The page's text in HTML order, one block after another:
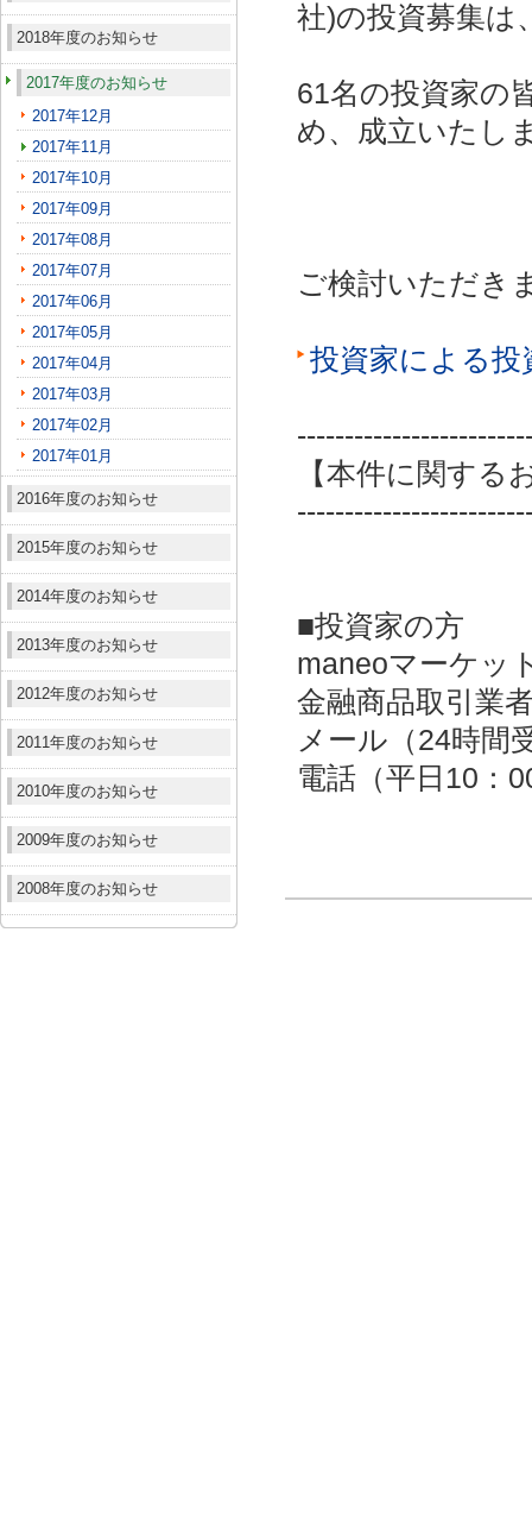
2018年度のお知らせ
2017年度のお知らせ
2017年12月
2017年11月
2017年10月
2017年09月
2017年08月
2017年07月
2017年06月
2017年05月
2017年04月
2017年03月
2017年02月
2017年01月
2016年度のお知らせ
2015年度のお知らせ
2014年度のお知らせ
2013年度のお知らせ
2012年度のお知らせ
2011年度のお知らせ
2010年度のお知らせ
2009年度のお知らせ
2008年度のお知らせ
社)の投資募集は
61名の投資家の
め、成立いたし
ご検討いただき
投資家による
【本件に関する
■投資家の方
maneoマーケッ
金融商品取引業
メール（24時間
電話（平日10：